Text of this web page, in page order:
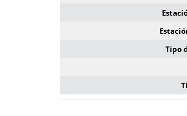
Tipo